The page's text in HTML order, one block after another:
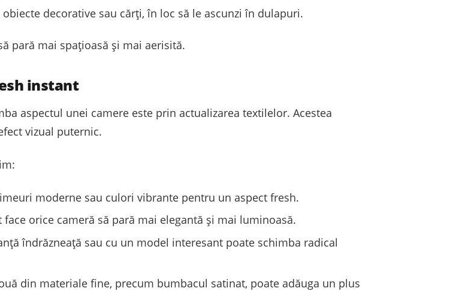
decorative sau cărți, în loc să le ascunzi în dulapuri.
pară mai spațioasă și mai aerisită.
instant
aspectul unei camere este prin actualizarea textilelor. Acestea
vizual puternic.
moderne sau culori vibrante pentru un aspect fresh.
orice cameră să pară mai elegantă și mai luminoasă.
îndrăzneață sau cu un model interesant poate schimba radical
din materiale fine, precum bumbacul satinat, poate adăuga un plus